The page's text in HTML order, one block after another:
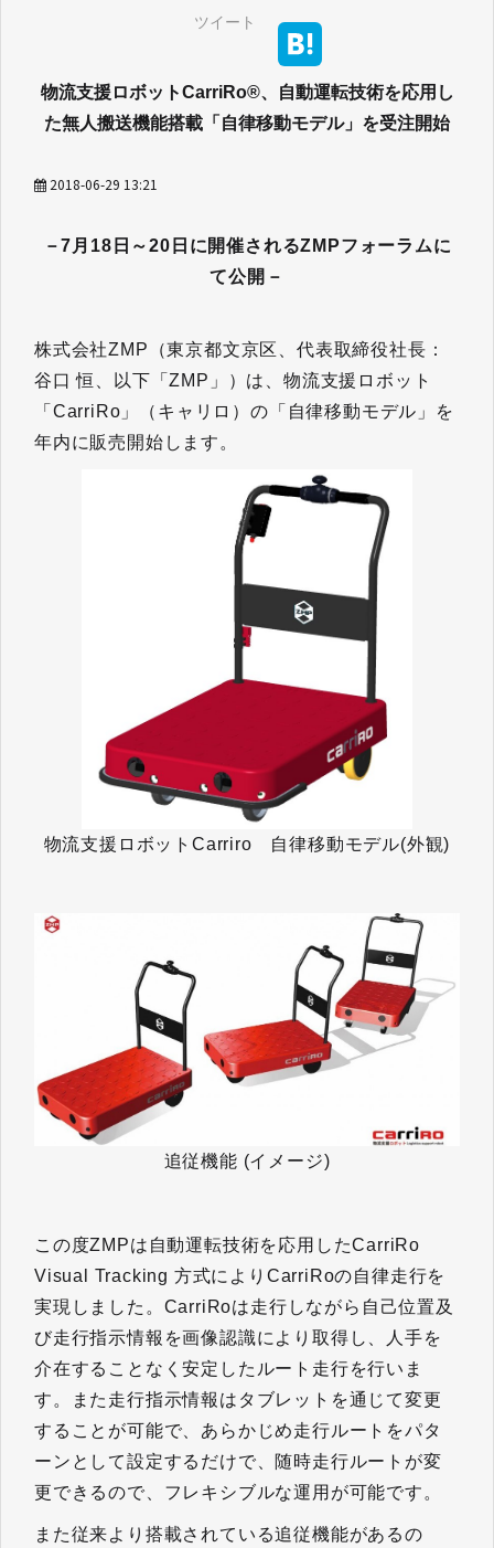
ツイート
物流支援ロボットCarriRo®、自動運転技術を応用し
た無人搬送機能搭載「自律移動モデル」を受注開始
2018-06-29 13:21
－7月18日～20日に開催されるZMPフォーラムに
て公開－
株式会社ZMP（東京都文京区、代表取締役社長：
谷口 恒、以下「ZMP」）は、物流支援ロボット
「CarriRo」（キャリロ）の「自律移動モデル」を
年内に販売開始します。
物流支援ロボットCarriro 自律移動モデル(外観)
追従機能 (イメージ)
この度ZMPは自動運転技術を応用したCarriRo
Visual Tracking 方式によりCarriRoの自律走行を
実現しました。CarriRoは走行しながら自己位置及
び走行指示情報を画像認識により取得し、人手を
介在することなく安定したルート走行を行いま
す。また走行指示情報はタブレットを通じて変更
することが可能で、あらかじめ走行ルートをパタ
ーンとして設定するだけで、随時走行ルートが変
更できるので、フレキシブルな運用が可能です。
また従来より搭載されている追従機能があるの